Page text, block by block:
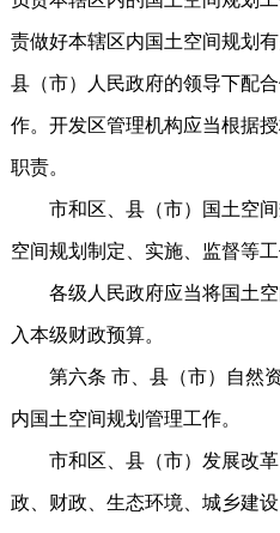
责做好本辖区内国土空间规划
县（市）人民政府的领导下配
作。开发区管理机构应当根据
职责。
市和区、县（市）国土空间
空间规划制定、实施、监督等工
各级人民政府应当将国土空
入本级财政预算。
第六条 市、县（市）自然资
内国土空间规划管理工作。
市和区、县（市）发展改革
政、财政、生态环境、城乡建